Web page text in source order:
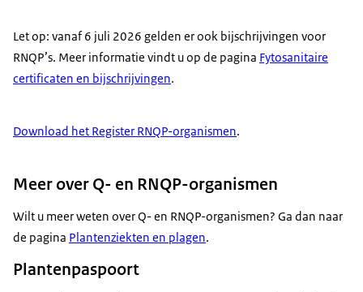
Let op: vanaf 6 juli 2026 gelden er ook bijschrijvingen voor
RNQP’s. Meer informatie vindt u op de pagina Fytosanitaire
certificaten en bijschrijvingen.
Download het Register RNQP-organismen.
Meer over Q- en RNQP-organismen
Wilt u meer weten over Q- en RNQP-organismen? Ga dan naar
de pagina Plantenziekten en plagen.
Plantenpaspoort